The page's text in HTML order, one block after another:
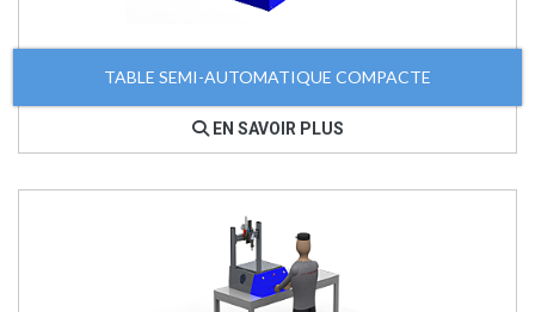
TABLE SEMI-AUTOMATIQUE COMPACTE
EN SAVOIR PLUS